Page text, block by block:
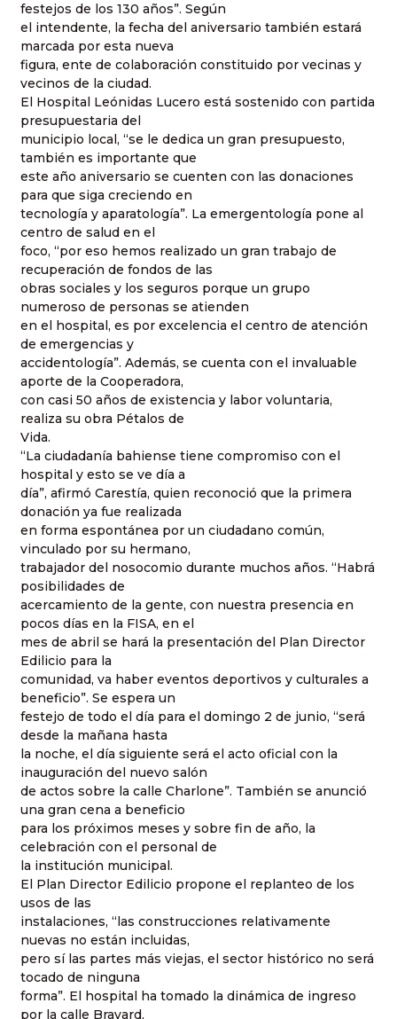
festejos de los 130 años”. Según
el intendente, la fecha del aniversario también estará
marcada por esta nueva
figura, ente de colaboración constituido por vecinas y
vecinos de la ciudad.
El Hospital Leónidas Lucero está sostenido con partida
presupuestaria del
municipio local, “se le dedica un gran presupuesto,
también es importante que
este año aniversario se cuenten con las donaciones
para que siga creciendo en
tecnología y aparatología”. La emergentología pone al
centro de salud en el
foco, “por eso hemos realizado un gran trabajo de
recuperación de fondos de las
obras sociales y los seguros porque un grupo
numeroso de personas se atienden
en el hospital, es por excelencia el centro de atención
de emergencias y
accidentología”. Además, se cuenta con el invaluable
aporte de la Cooperadora,
con casi 50 años de existencia y labor voluntaria,
realiza su obra Pétalos de
Vida.
“La ciudadanía bahiense tiene compromiso con el
hospital y esto se ve día a
día”, afirmó Carestía, quien reconoció que la primera
donación ya fue realizada
en forma espontánea por un ciudadano común,
vinculado por su hermano,
trabajador del nosocomio durante muchos años. “Habrá
posibilidades de
acercamiento de la gente, con nuestra presencia en
pocos días en la FISA, en el
mes de abril se hará la presentación del Plan Director
Edilicio para la
comunidad, va haber eventos deportivos y culturales a
beneficio”. Se espera un
festejo de todo el día para el domingo 2 de junio, “será
desde la mañana hasta
la noche, el día siguiente será el acto oficial con la
inauguración del nuevo salón
de actos sobre la calle Charlone”. También se anunció
una gran cena a beneficio
para los próximos meses y sobre fin de año, la
celebración con el personal de
la institución municipal.
El Plan Director Edilicio propone el replanteo de los
usos de las
instalaciones, “las construcciones relativamente
nuevas no están incluidas,
pero sí las partes más viejas, el sector histórico no será
tocado de ninguna
forma”. El hospital ha tomado la dinámica de ingreso
por la calle Bravard,